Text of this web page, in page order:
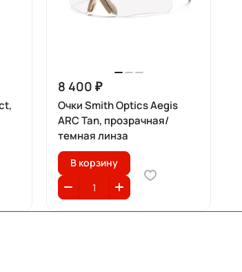
8 400 ₽
Очки Smith Optics Aegis
ARC Tan, прозрачная/
темная линза
В корзину